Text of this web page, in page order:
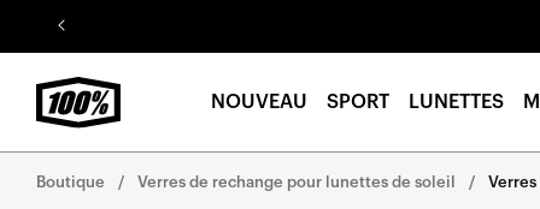
Aller au
contenu
NOUVEAU SPORT LUNETTES
Boutique Verres de rechange pour lunettes de soleil